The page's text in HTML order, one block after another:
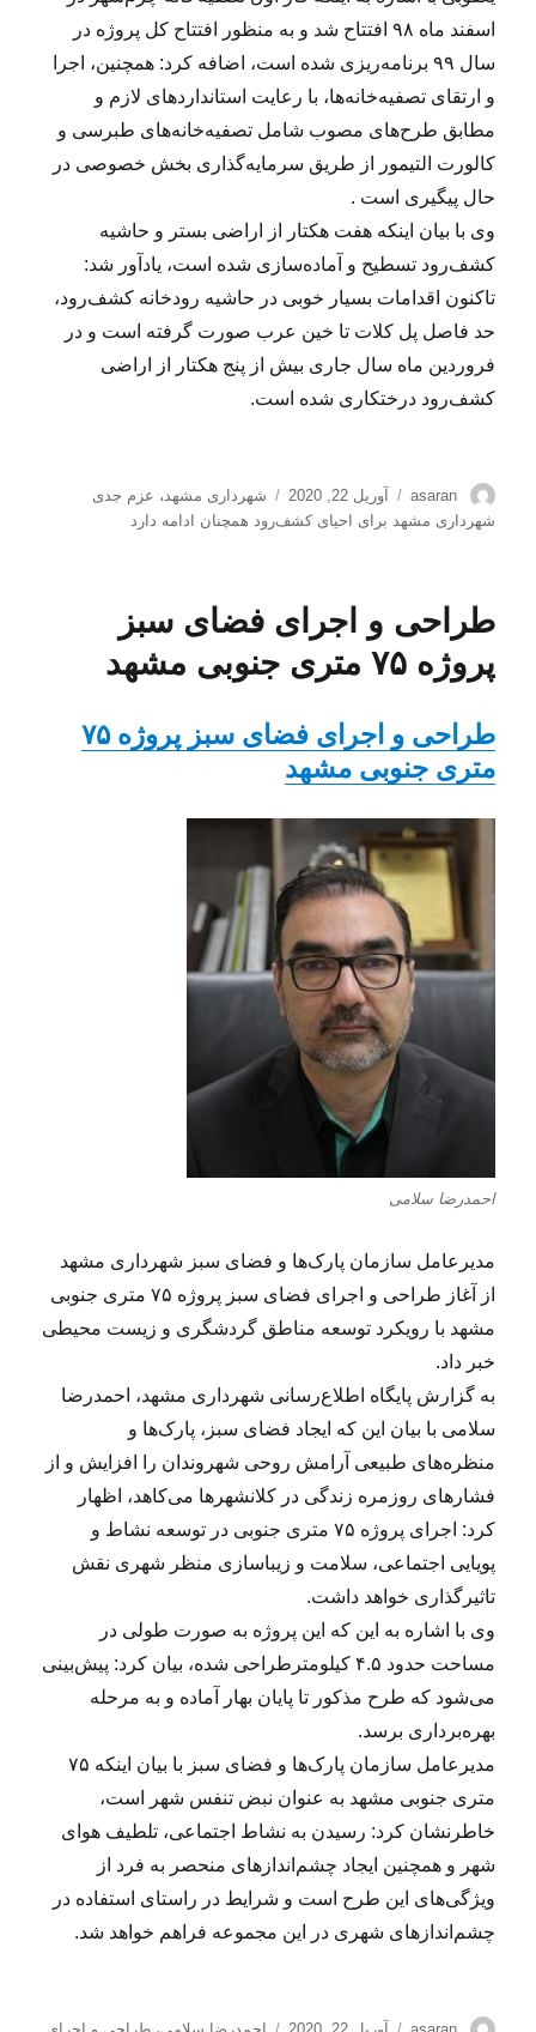
اسفند ماه ۹۸ افتتاح شد و به منظور افتتاح کل پروژه در
سال ۹۹ برنامه‌ریزی شده است، اضافه کرد: همچنین، اجرا
و ارتقای تصفیه‌خانه‌ها، با رعایت استانداردهای لازم و
مطابق طرح‌های مصوب شامل تصفیه‌خانه‌های طبرسی و
کالورت التیمور از طریق سرمایه‌گذاری بخش خصوصی در
حال پیگیری است .
وی با بیان اینکه هفت هکتار از اراضی بستر و حاشیه
کشف‌رود تسطیح و آماده‌سازی شده است، یادآور شد:
تاکنون اقدامات بسیار خوبی در حاشیه رودخانه کشف‌رود،
حد فاصل پل کلات تا خین عرب صورت گرفته است و در
فروردین ماه سال جاری بیش از پنج هکتار از اراضی
کشف‌رود درختکاری شده است.
نویسنده
asaran
ارسال
شده
آوریل 22, 2020 برچسب‌ها
شهرداری مشهد، عزم جدی
شهرداری مشهد برای احیای کشف‌رود همچنان ادامه دارد
طراحی و اجرای فضای سبز
پروژه ۷۵ متری جنوبی مشهد
طراحی و اجرای فضای سبز پروژه ۷۵
متری جنوبی مشهد
احمدرضا سلامی
مدیرعامل سازمان پارک‌ها و فضای سبز شهرداری مشهد
از آغاز طراحی و اجرای فضای سبز پروژه ۷۵ متری جنوبی
مشهد با رویکرد توسعه مناطق گردشگری و زیست محیطی
خبر داد.
به گزارش پایگاه اطلاع‌رسانی شهرداری مشهد، احمدرضا
سلامی با بیان این که ایجاد فضای سبز، پارک‌ها و
منظره‌های طبیعی آرامش روحی شهروندان را افزایش و از
فشارهای روزمره زندگی در کلانشهرها می‌کاهد، اظهار
کرد: اجرای پروژه ۷۵ متری جنوبی در توسعه نشاط و
پویایی اجتماعی، سلامت و زیباسازی منظر شهری نقش
تاثیرگذاری خواهد داشت.
وی با اشاره به این که این پروژه به صورت طولی در
مساحت حدود ۴.۵ کیلومترطراحی شده، بیان کرد: پیش‌بینی
می‌شود که طرح مذکور تا پایان بهار آماده و به مرحله
بهره‌برداری برسد.
مدیرعامل سازمان پارک‌ها و فضای سبز با بیان اینکه ۷۵
متری جنوبی مشهد به عنوان نبض تنفس شهر است،
خاطرنشان کرد: رسیدن به نشاط اجتماعی، تلطیف هوای
شهر و همچنین ایجاد چشم‌اندازهای منحصر به فرد از
ویژگی‌های این طرح است و شرایط در راستای استفاده در
چشم‌اندازهای شهری در این مجموعه فراهم خواهد شد.
نویسنده
ارسال
برچسب‌ها